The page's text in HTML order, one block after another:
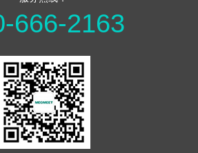
666-2163